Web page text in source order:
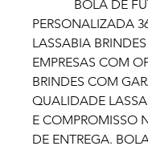
BOLA DE
PERSONALIZADA
LASSABIA
EMPRESAS COM
BRINDES COM
QUALIDADE
E COMPROMISSO
DE ENTREGA.